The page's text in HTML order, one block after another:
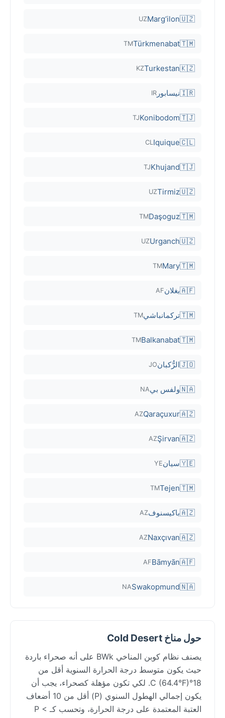
🇺🇿
Marg‘ilon
UZ
🇹🇲
Türkmenabat
TM
🇰🇿
Turkestan
KZ
🇮🇷نيسابور IR
🇹🇯
Konibodom
TJ
🇨🇱
Iquique
CL
🇹🇯
Khujand
TJ
🇺🇿
Tirmiz
UZ
🇹🇲
Daşoguz
TM
🇺🇿
Urganch
UZ
🇹🇲
Mary
TM
🇦🇫بغلانAF
🇹🇲تركمانباشيTM
🇹🇲
Balkanabat
TM
🇯🇴الرُّكبانJO
🇳🇦ولفس بيNA
🇦🇿
Qaraçuxur
AZ
🇦🇿
Şirvan
AZ
🇾🇪سيانYE
🇹🇲
Tejen
TM
🇦🇿باكيسنوفAZ
🇦🇿
Naxçıvan
AZ
🇦🇫
Bāmyān
AF
🇳🇦
Swakopmund
NA
حول مناخ Cold Desert
يصنف نظام كوبن المناخي BWk على أنه صحراء باردة
حيث يكون متوسط درجة الحرارة السنوية أقل من
18°C (64.4°F). لكي تكون مؤهلة كصحراء، يجب أن
يكون إجمالي الهطول السنوي (P) أقل من 10 أضعاف
العتبة المعتمدة على درجة الحرارة، وتحسب كـ P <